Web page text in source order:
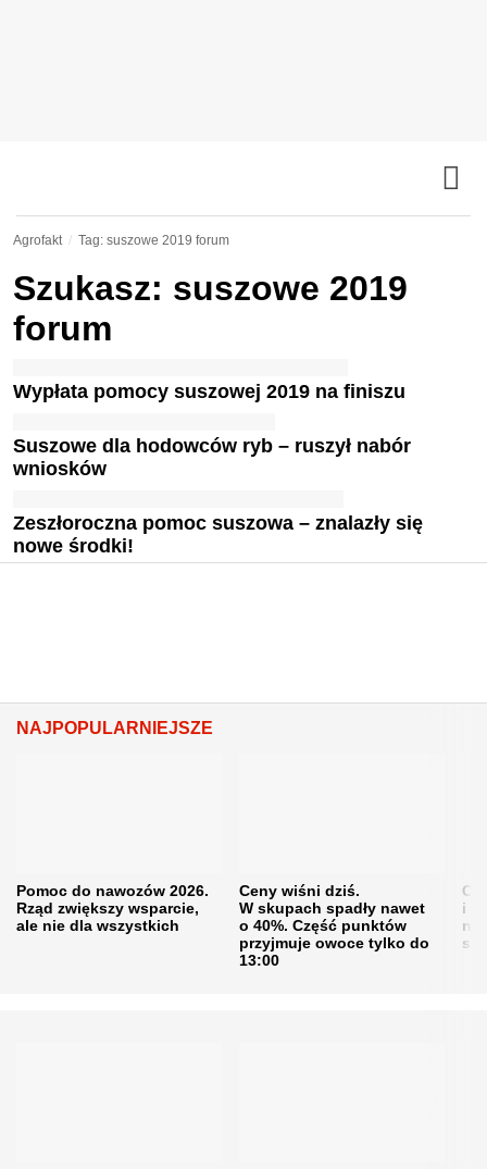
Agrofakt Tag: suszowe 2019 forum
Szukasz: suszowe 2019
forum
Wypłata pomocy suszowej 2019 na finiszu
Suszowe dla hodowców ryb – ruszył nabór
wniosków
Zeszłoroczna pomoc suszowa – znalazły się
nowe środki!
NAJPOPULARNIEJSZE
Pomoc do nawozów 2026.
Rząd zwiększy wsparcie,
ale nie dla wszystkich
Ceny wiśni dziś.
W skupach spadły nawet
o 40%. Część punktów
przyjmuje owoce tylko do
13:00
i